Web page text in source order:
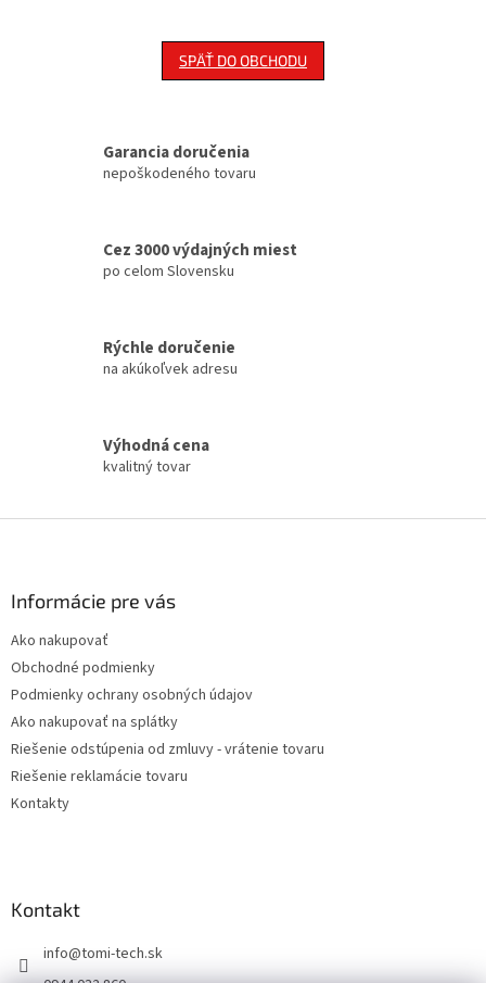
SPÄŤ DO OBCHODU
Garancia doručenia
nepoškodeného tovaru
Cez 3000 výdajných miest
po celom Slovensku
Rýchle doručenie
na akúkoľvek adresu
Výhodná cena
kvalitný tovar
Informácie pre vás
Ako nakupovať
Obchodné podmienky
Podmienky ochrany osobných údajov
Ako nakupovať na splátky
Riešenie odstúpenia od zmluvy - vrátenie tovaru
Riešenie reklamácie tovaru
Kontakty
Kontakt
info@tomi-tech.sk